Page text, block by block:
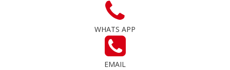
WHATS APP
EMAIL